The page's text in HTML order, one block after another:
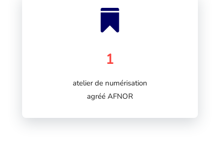

1
atelier de numérisation
agréé AFNOR